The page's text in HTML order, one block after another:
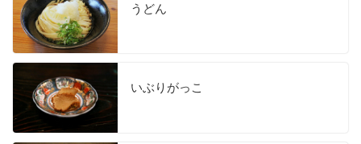
うどん
いぶりがっこ